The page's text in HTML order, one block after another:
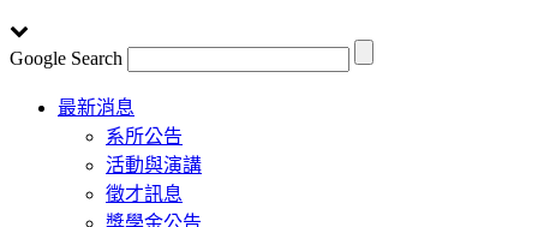
Google Search
Toggle
navigation
最新消息
系所公告
活動與演講
徵才訊息
獎學金公告